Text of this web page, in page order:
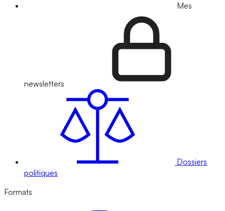
Mes
newsletters
Dossiers
politiques
Formats